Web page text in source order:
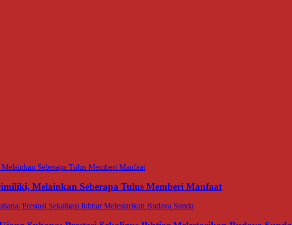
Melainkan Seberapa Tulus Memberi Manfaat